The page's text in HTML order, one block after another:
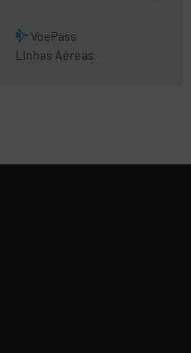
VoePass
Linhas Aéreas